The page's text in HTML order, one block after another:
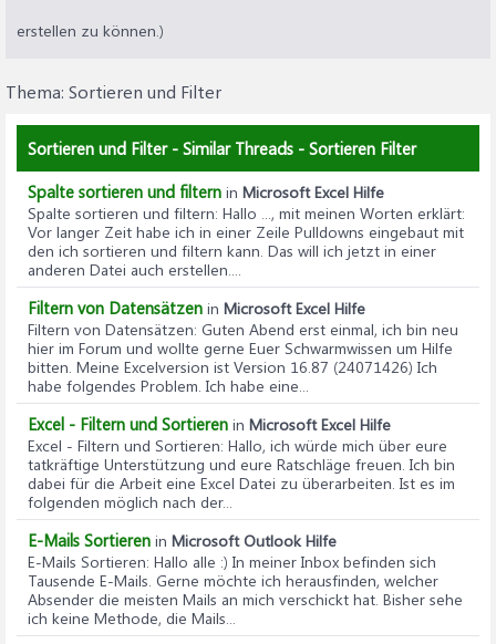
erstellen zu können.)
Thema: Sortieren und Filter
Sortieren und Filter - Similar Threads - Sortieren Filter
Spalte sortieren und filtern in Microsoft Excel Hilfe
Spalte sortieren und filtern: Hallo ..., mit meinen Worten erklärt:
Vor langer Zeit habe ich in einer Zeile Pulldowns eingebaut mit
den ich sortieren und filtern kann. Das will ich jetzt in einer
anderen Datei auch erstellen....
Filtern von Datensätzen in Microsoft Excel Hilfe
Filtern von Datensätzen: Guten Abend erst einmal, ich bin neu
hier im Forum und wollte gerne Euer Schwarmwissen um Hilfe
bitten. Meine Excelversion ist Version 16.87 (24071426) Ich
habe folgendes Problem. Ich habe eine...
Excel - Filtern und Sortieren in Microsoft Excel Hilfe
Excel - Filtern und Sortieren: Hallo, ich würde mich über eure
tatkräftige Unterstützung und eure Ratschläge freuen. Ich bin
dabei für die Arbeit eine Excel Datei zu überarbeiten. Ist es im
folgenden möglich nach der...
E-Mails Sortieren in Microsoft Outlook Hilfe
E-Mails Sortieren: Hallo alle :) In meiner Inbox befinden sich
Tausende E-Mails. Gerne möchte ich herausfinden, welcher
Absender die meisten Mails an mich verschickt hat. Bisher sehe
ich keine Methode, die Mails...